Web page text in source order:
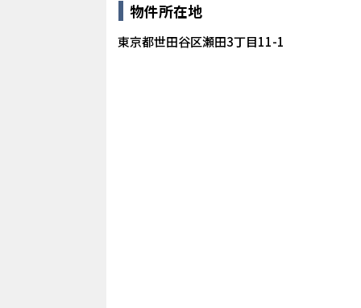
物件所在地
東京都世田谷区瀬田3丁目11-1